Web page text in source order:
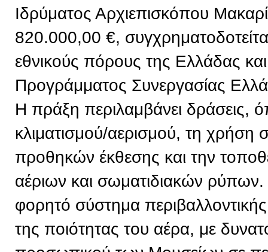
Ιδρύματος Αρχιεπισκόπου
820.000,00 €,
εθνικούς πόρους της Ελλάδας
Προγράμματος Συνεργασίας
Η πράξη περιλαμβάνει δράσεις,
κλιματισμού/αερισμού, τη χρήση
προθηκών έκθεσης και την
αέριων και σωματιδιακών
φορητό σύστημα
της ποιότητας του αέρα, με